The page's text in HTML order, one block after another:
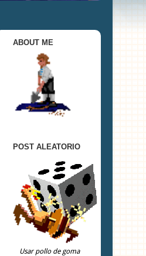
ABOUT ME
POST ALEATORIO
Usar pollo de goma